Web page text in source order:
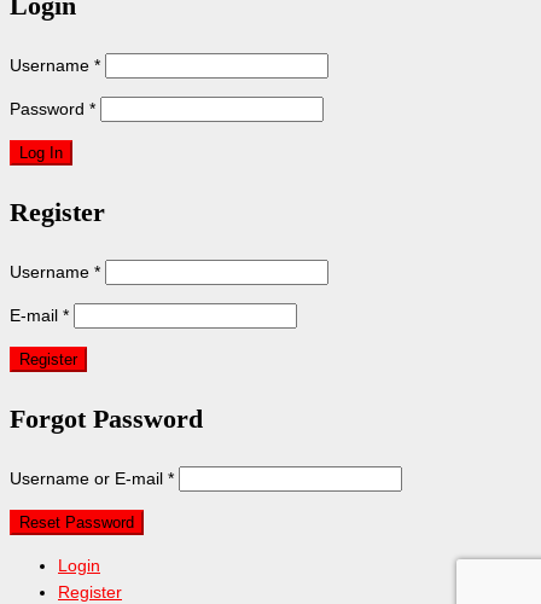
Username *
Password *
Register
Username *
E-mail *
Forgot Password
Username or E-mail *
Login
Register